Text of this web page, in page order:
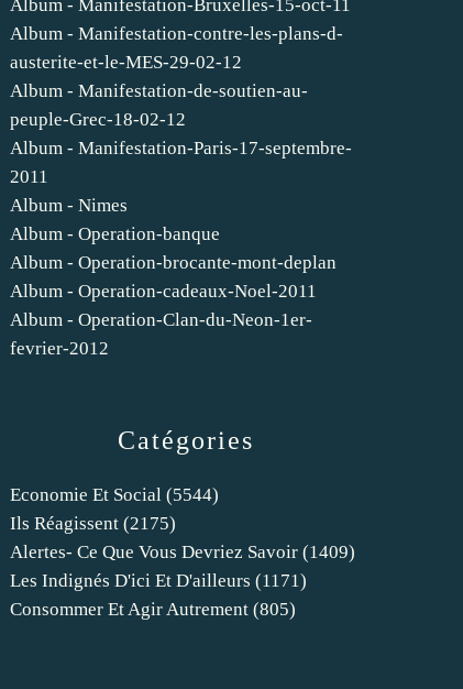
Catégories
Economie Et Social (5544)
Ils Réagissent (2175)
Alertes- Ce Que Vous Devriez Savoir (1409)
Les Indignés D'ici Et D'ailleurs (1171)
Consommer Et Agir Autrement (805)
Album - Manifestation-Bruxelles-15-oct-11
Album - Manifestation-contre-les-plans-d-
austerite-et-le-MES-29-02-12
Album - Manifestation-de-soutien-au-
peuple-Grec-18-02-12
Album - Manifestation-Paris-17-septembre-
2011
Album - Nimes
Album - Operation-banque
Album - Operation-brocante-mont-deplan
Album - Operation-cadeaux-Noel-2011
Album - Operation-Clan-du-Neon-1er-
fevrier-2012